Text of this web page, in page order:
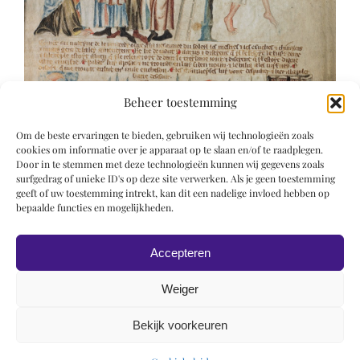
Beheer toestemming
Om de beste ervaringen te bieden, gebruiken wij technologieën zoals
cookies om informatie over je apparaat op te slaan en/of te raadplegen.
Door in te stemmen met deze technologieën kunnen wij gegevens zoals
surfgedrag of unieke ID's op deze site verwerken. Als je geen toestemming
geeft of uw toestemming intrekt, kan dit een nadelige invloed hebben op
bepaalde functies en mogelijkheden.
Accepteren
Weiger
Bekijk voorkeuren